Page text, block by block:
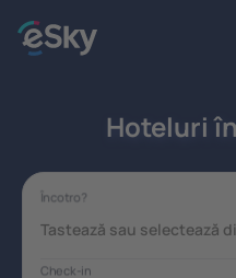
Hoteluri